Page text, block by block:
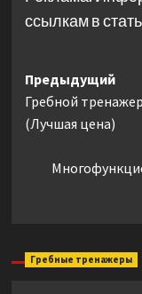
ссылкам в
Навигация
записи
Предыдущий
Гребной
(Лучшая цена)
Гребные тренажеры